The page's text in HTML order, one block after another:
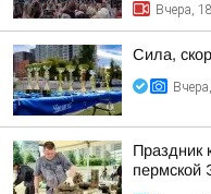
Вчера,
Сила,
Праздник
пермской